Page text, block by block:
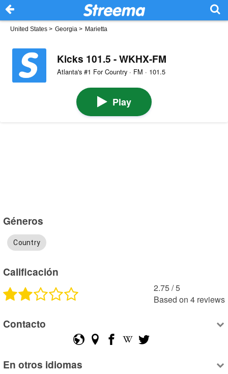
United States > Georgia > Marietta
Kicks 101.5 - WKHX-FM
Atlanta's #1 For Country · FM · 101.5
Play
Géneros
Country
Calificación
2.75 /5
Based on 4 reviews
Contacto
En otros idiomas